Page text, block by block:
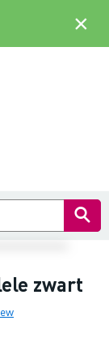
zwart
×